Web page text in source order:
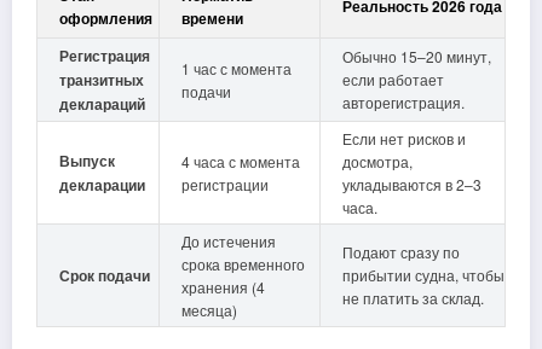
оформления
времени
Реальность 2026 года
Регистрация
транзитных
деклараций
1 час с момента
подачи
Обычно 15–20 минут,
если работает
авторегистрация.
Выпуск
декларации
4 часа с момента
регистрации
Если нет рисков и
досмотра,
укладываются в 2–3
часа.
Срок подачи
До истечения
срока временного
хранения (4
месяца)
Подают сразу по
прибытии судна, чтобы
не платить за склад.